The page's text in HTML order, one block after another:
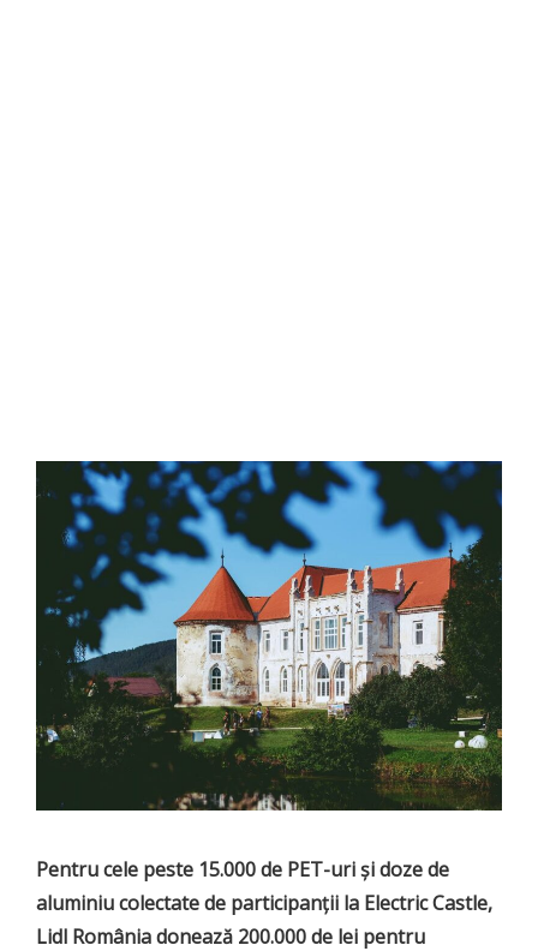
Pentru cele peste 15.000 de PET-uri și doze de
aluminiu colectate de participanții la Electric Castle,
Lidl România donează 200.000 de lei pentru